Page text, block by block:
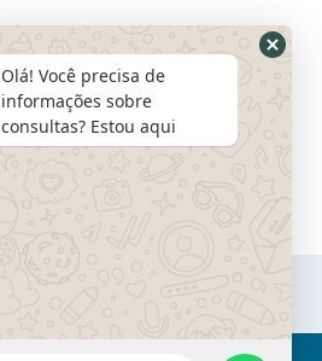
Olá! Você precisa de
informações sobre
consultas? Estou aqui